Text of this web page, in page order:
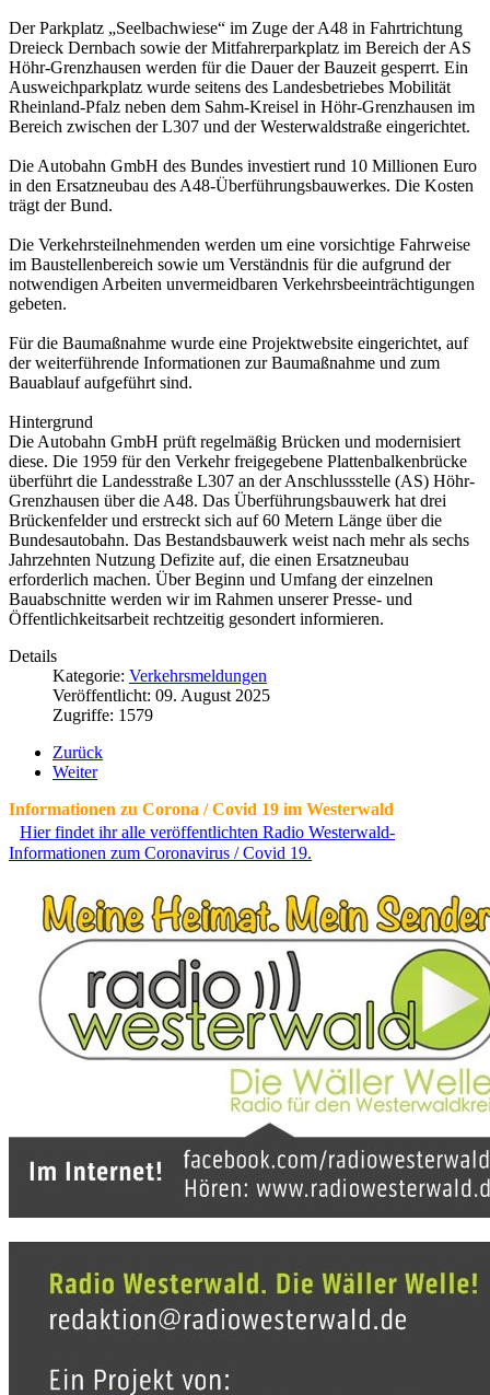
Der Parkplatz „Seelbachwiese“ im Zuge der A48 in Fahrtrichtung
Dreieck Dernbach sowie der Mitfahrerparkplatz im Bereich der AS
Höhr-Grenzhausen werden für die Dauer der Bauzeit gesperrt. Ein
Ausweichparkplatz wurde seitens des Landesbetriebes Mobilität
Rheinland-Pfalz neben dem Sahm-Kreisel in Höhr-Grenzhausen im
Bereich zwischen der L307 und der Westerwaldstraße eingerichtet.
Die Autobahn GmbH des Bundes investiert rund 10 Millionen Euro
in den Ersatzneubau des A48-Überführungsbauwerkes. Die Kosten
trägt der Bund.
Die Verkehrsteilnehmenden werden um eine vorsichtige Fahrweise
im Baustellenbereich sowie um Verständnis für die aufgrund der
notwendigen Arbeiten unvermeidbaren Verkehrsbeeinträchtigungen
gebeten.
Für die Baumaßnahme wurde eine Projektwebsite eingerichtet, auf
der weiterführende Informationen zur Baumaßnahme und zum
Bauablauf aufgeführt sind.
Hintergrund
Die Autobahn GmbH prüft regelmäßig Brücken und modernisiert
diese. Die 1959 für den Verkehr freigegebene Plattenbalkenbrücke
überführt die Landesstraße L307 an der Anschlussstelle (AS) Höhr-
Grenzhausen über die A48. Das Überführungsbauwerk hat drei
Brückenfelder und erstreckt sich auf 60 Metern Länge über die
Bundesautobahn. Das Bestandsbauwerk weist nach mehr als sechs
Jahrzehnten Nutzung Defizite auf, die einen Ersatzneubau
erforderlich machen. Über Beginn und Umfang der einzelnen
Bauabschnitte werden wir im Rahmen unserer Presse- und
Öffentlichkeitsarbeit rechtzeitig gesondert informieren.
Details
Kategorie: Verkehrsmeldungen
Veröffentlicht: 09. August 2025
Zugriffe: 1579
Zurück
Weiter
Informationen zu Corona / Covid 19 im Westerwald
Hier findet ihr alle veröffentlichten Radio Westerwald-
Informationen zum Coronavirus / Covid 19.